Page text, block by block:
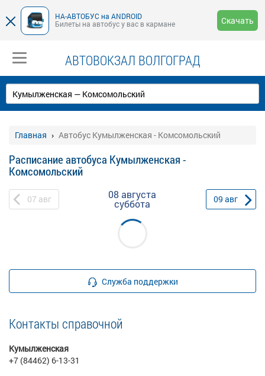
НА-АВТОБУС на ANDROID
Билеты на автобус у вас в кармане
Скачать
АВТОВОКЗАЛ ВОЛГОГРАД
Главная Автобус Кумылженская - Комсомольский
Расписание автобуса Кумылженская -
Комсомольский
07 авг 08 августа
суббота 09 авг
Служба поддержки
Контакты справочной
Кумылженская
+7 (84462) 6-13-31